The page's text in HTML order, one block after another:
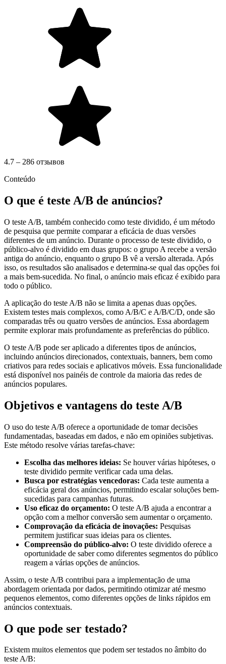
4.7 – 286 отзывов
Conteúdo
O que é teste A/B de anúncios?
O teste A/B, também conhecido como teste dividido, é um método
de pesquisa que permite comparar a eficácia de duas versões
diferentes de um anúncio. Durante o processo de teste dividido, o
público-alvo é dividido em duas grupos: o grupo A recebe a versão
antiga do anúncio, enquanto o grupo B vê a versão alterada. Após
isso, os resultados são analisados e determina-se qual das opções foi
a mais bem-sucedida. No final, o anúncio mais eficaz é exibido para
todo o público.
A aplicação do teste A/B não se limita a apenas duas opções.
Existem testes mais complexos, como A/B/C e A/B/C/D, onde são
comparadas três ou quatro versões de anúncios. Essa abordagem
permite explorar mais profundamente as preferências do público.
O teste A/B pode ser aplicado a diferentes tipos de anúncios,
incluindo anúncios direcionados, contextuais, banners, bem como
criativos para redes sociais e aplicativos móveis. Essa funcionalidade
está disponível nos painéis de controle da maioria das redes de
anúncios populares.
Objetivos e vantagens do teste A/B
O uso do teste A/B oferece a oportunidade de tomar decisões
fundamentadas, baseadas em dados, e não em opiniões subjetivas.
Este método resolve várias tarefas-chave:
Escolha das melhores ideias: Se houver várias hipóteses, o
teste dividido permite verificar cada uma delas.
Busca por estratégias vencedoras: Cada teste aumenta a
eficácia geral dos anúncios, permitindo escalar soluções bem-
sucedidas para campanhas futuras.
Uso eficaz do orçamento: O teste A/B ajuda a encontrar a
opção com a melhor conversão sem aumentar o orçamento.
Comprovação da eficácia de inovações: Pesquisas
permitem justificar suas ideias para os clientes.
Compreensão do público-alvo: O teste dividido oferece a
oportunidade de saber como diferentes segmentos do público
reagem a várias opções de anúncios.
Assim, o teste A/B contribui para a implementação de uma
abordagem orientada por dados, permitindo otimizar até mesmo
pequenos elementos, como diferentes opções de links rápidos em
anúncios contextuais.
O que pode ser testado?
Existem muitos elementos que podem ser testados no âmbito do
teste A/B: